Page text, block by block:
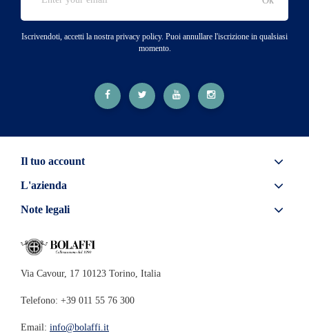
Iscrivendoti, accetti la nostra privacy policy. Puoi annullare l'iscrizione in qualsiasi
momento.
Il tuo account
L'azienda
Note legali
Via Cavour, 17 10123 Torino, Italia
Telefono: +39 011 55 76 300
Email: info@bolaffi.it